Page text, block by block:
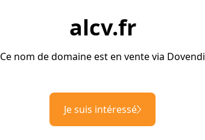
alcv.fr
Ce nom de domaine est en vente via Dovendi
Je suis intéressé